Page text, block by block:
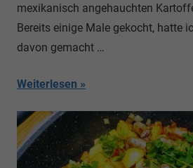
mexikanisch angehauchten
Bereits einige Male gekocht, hatte
davon gemacht …
Weiterlesen